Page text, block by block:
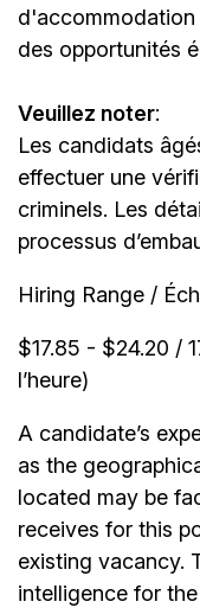
d'accommodation
des opportunités
Veuillez noter:
Les candidats
effectuer une
criminels. Les
processus
Hiring Range /
$17.85 - $24.20 /
l’heure)
A candidate’s
as the
located may be
receives for this
existing vacancy.
intelligence for